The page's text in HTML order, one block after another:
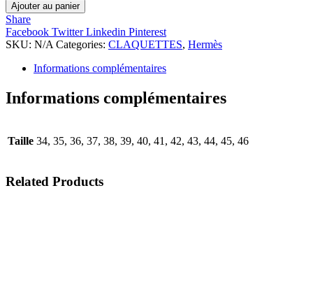
Ajouter au panier
Share
Facebook TwitterLinkedin Pinterest
SKU: N/A Categories: CLAQUETTES, Hermès
Informations complémentaires
Informations complémentaires
Taille 34, 35, 36, 37, 38, 39, 40, 41, 42, 43, 44, 45, 46
Related Products